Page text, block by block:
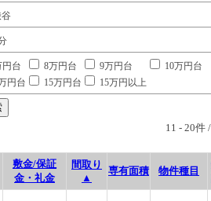
円台 8万円台 9万円台
10万円台
円台 15万円台 15万円以上
11 - 20件 /
敷金/保証
金・礼金
間取り
▲
専有面積 物件種目